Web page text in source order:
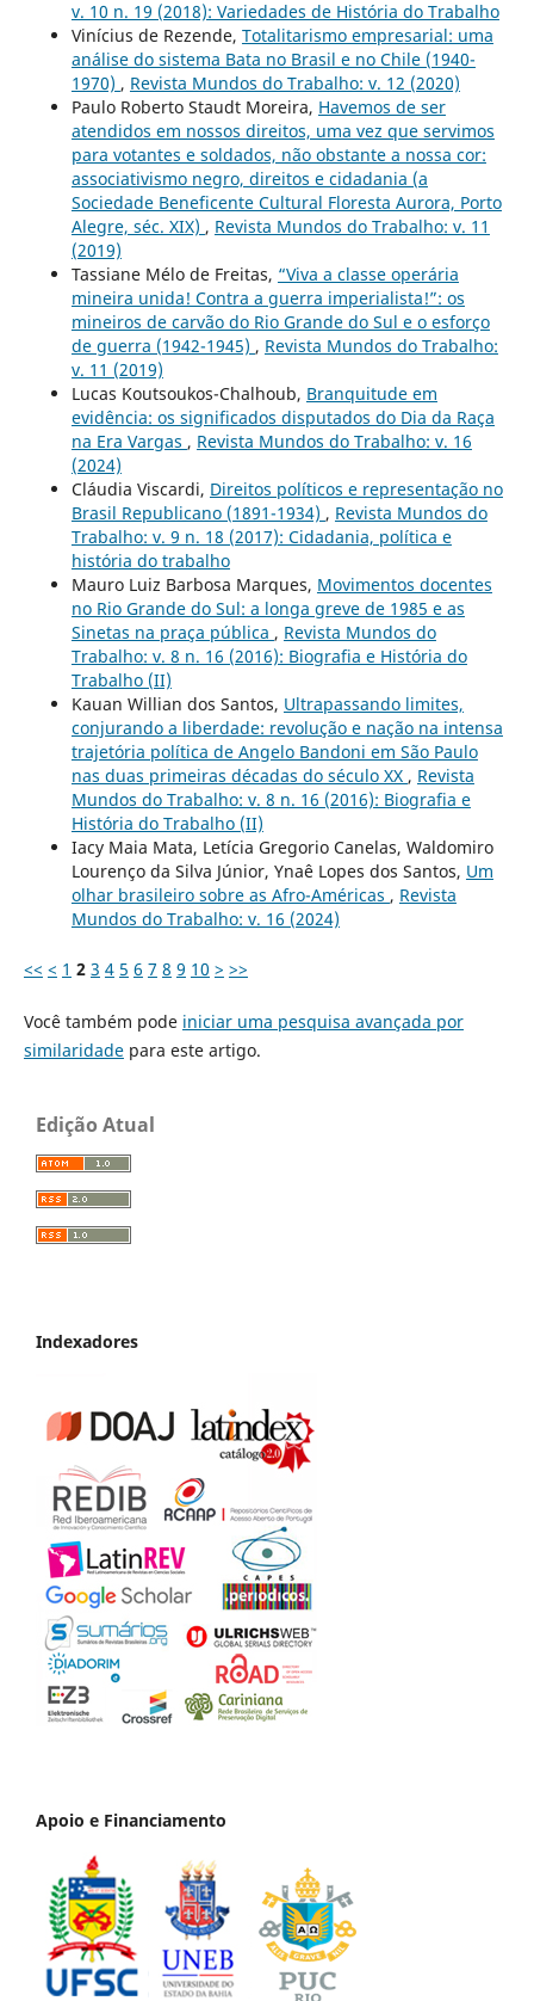
v. 10 n. 19 (2018): Variedades de História do Trabalho
Vinícius de Rezende, Totalitarismo empresarial: uma
análise do sistema Bata no Brasil e no Chile (1940-
1970) , Revista Mundos do Trabalho: v. 12 (2020)
Paulo Roberto Staudt Moreira, Havemos de ser
atendidos em nossos direitos, uma vez que servimos
para votantes e soldados, não obstante a nossa cor:
associativismo negro, direitos e cidadania (a
Sociedade Beneficente Cultural Floresta Aurora, Porto
Alegre, séc. XIX) , Revista Mundos do Trabalho: v. 11
(2019)
Tassiane Mélo de Freitas, “Viva a classe operária
mineira unida! Contra a guerra imperialista!”: os
mineiros de carvão do Rio Grande do Sul e o esforço
de guerra (1942-1945) , Revista Mundos do Trabalho:
v. 11 (2019)
Lucas Koutsoukos-Chalhoub, Branquitude em
evidência: os significados disputados do Dia da Raça
na Era Vargas , Revista Mundos do Trabalho: v. 16
(2024)
Cláudia Viscardi, Direitos políticos e representação no
Brasil Republicano (1891-1934) , Revista Mundos do
Trabalho: v. 9 n. 18 (2017): Cidadania, política e
história do trabalho
Mauro Luiz Barbosa Marques, Movimentos docentes
no Rio Grande do Sul: a longa greve de 1985 e as
Sinetas na praça pública , Revista Mundos do
Trabalho: v. 8 n. 16 (2016): Biografia e História do
Trabalho (II)
Kauan Willian dos Santos, Ultrapassando limites,
conjurando a liberdade: revolução e nação na intensa
trajetória política de Angelo Bandoni em São Paulo
nas duas primeiras décadas do século XX , Revista
Mundos do Trabalho: v. 8 n. 16 (2016): Biografia e
História do Trabalho (II)
Iacy Maia Mata, Letícia Gregorio Canelas, Waldomiro
Lourenço da Silva Júnior, Ynaê Lopes dos Santos, Um
olhar brasileiro sobre as Afro-Américas , Revista
Mundos do Trabalho: v. 16 (2024)
<< < 1 2 3 4 5 6 7 8 9 10 > >>
Você também pode iniciar uma pesquisa avançada por
similaridadepara este artigo.
Edição Atual
Indexadores
Apoio e Financiamento